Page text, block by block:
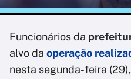
Funcionários da
alvo da operação
nesta segunda-feira